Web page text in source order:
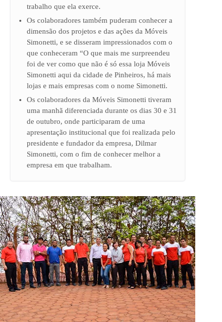
trabalho que ela exerce.
Os colaboradores também puderam conhecer a
dimensão dos projetos e das ações da Móveis
Simonetti, e se disseram impressionados com o
que conheceram “O que mais me surpreendeu
foi de ver como que não é só essa loja Móveis
Simonetti aqui da cidade de Pinheiros, há mais
lojas e mais empresas com o nome Simonetti.
Os colaboradores da Móveis Simonetti tiveram
uma manhã diferenciada durante os dias 30 e 31
de outubro, onde participaram de uma
apresentação institucional que foi realizada pelo
presidente e fundador da empresa, Dilmar
Simonetti, com o fim de conhecer melhor a
empresa em que trabalham.